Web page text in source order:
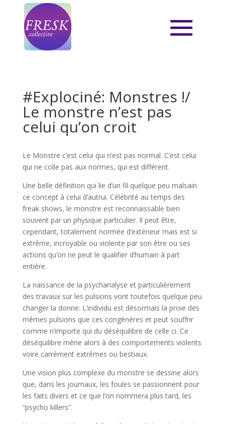
#Explociné: Monstres !/
Le monstre n’est pas
celui qu’on croit
Le Monstre c’est celui qui n’est pas normal. C’est celui
qui ne colle pas aux normes, qui est différent.
Une belle définition qui lie d’un fil quelque peu malsain
ce concept à celui d’autrui. Célébrité au temps des
freak shows, le monstre est reconnaissable bien
souvent par un physique particulier. Il peut être,
cependant, totalement normée d’extérieur mais est si
extrême, incroyable ou violente par son être ou ses
actions qu’on ne peut le qualifier d’humain à part
entière.
La naissance de la psychanalyse et particulièrement
des travaux sur les pulsions vont toutefois quelque peu
changer la donne. L’individu est désormais la proie des
mêmes pulsions que ces congénères et peut souffrir
comme n’importe qui du déséquilibre de celle ci. Ce
déséquilibre mène alors à des comportements violents
voire carrément extrêmes ou bestiaux.
Une vision plus complexe du monstre se dessine alors
que, dans les journaux, les foules se passionnent pour
les faits divers et ce que l’on nommera plus tard, les
“psycho killers”.